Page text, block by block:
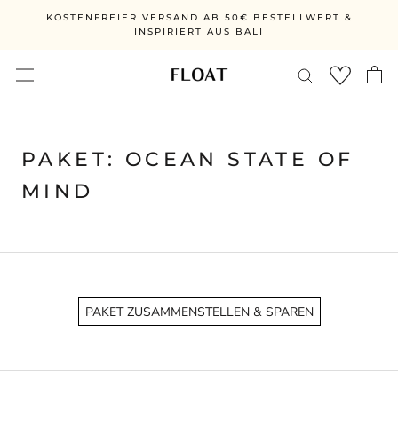
contenuto
KOSTENFREIER VERSAND AB 50€ BESTELLWERT &
INSPIRIERT AUS BALI
PAKET: OCEAN STATE OF
MIND
PAKET ZUSAMMENSTELLEN & SPAREN